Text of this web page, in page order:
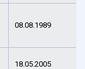
08.08.1989
18.05.2005